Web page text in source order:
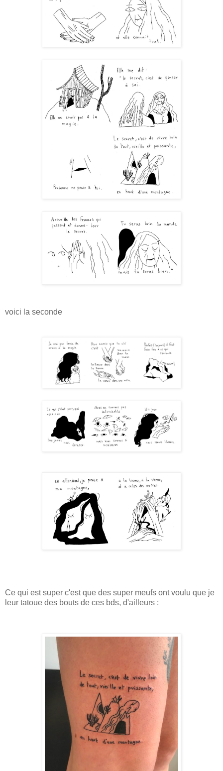
voici la seconde
Ce qui est super c'est que des super meufs ont voulu que je
leur tatoue des bouts de ces bds, d'ailleurs :